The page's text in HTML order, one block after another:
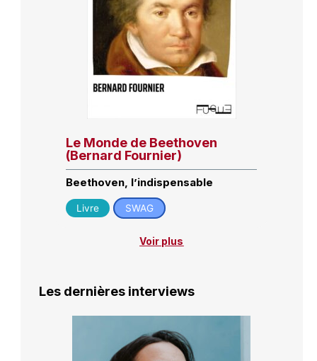
Le Monde de Beethoven
(Bernard Fournier)
Beethoven, l’indispensable
Livre SWAG
Voir plus
Les dernières interviews